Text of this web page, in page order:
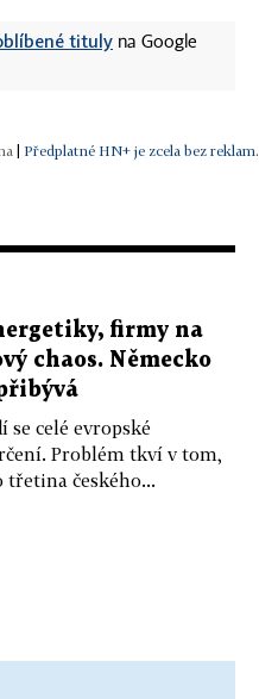
tituly na Google
Předplatné HN+ je zcela bez reklam.
firmy na
chaos. Německo
se celé evropské
Problém tkví v tom,
třetina českého...